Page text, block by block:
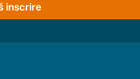
inscrire